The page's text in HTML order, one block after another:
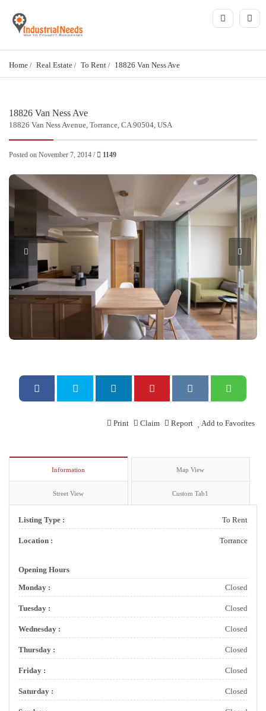
Home Real Estate To Rent 18826 Van Ness Ave
18826 Van Ness Ave
18826 Van Ness Avenue, Torrance, CA 90504, USA
Posted on November 7, 2014 / 1149
Add to Favorites
Report
Claim
Print
Information Map View
Street View Custom Tab1
Listing Type : To Rent
Location : Torrance
Opening Hours
Monday :
Closed
Tuesday : Closed
Wednesday : Closed
Thursday : Closed
Friday : Closed
Saturday : Closed